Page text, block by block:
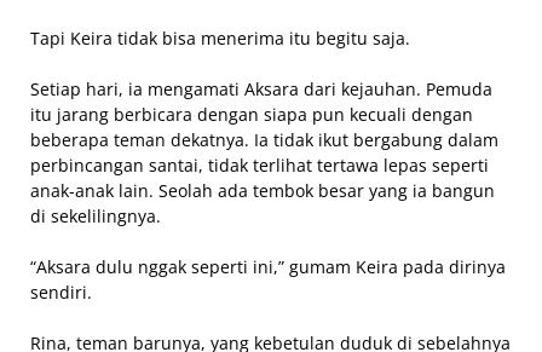
Tapi Keira tidak bisa menerima itu begitu saja.
Setiap hari, ia mengamati Aksara dari kejauhan. Pemuda
itu jarang berbicara dengan siapa pun kecuali dengan
beberapa teman dekatnya. Ia tidak ikut bergabung dalam
perbincangan santai, tidak terlihat tertawa lepas seperti
anak-anak lain. Seolah ada tembok besar yang ia bangun
di sekelilingnya.
“Aksara dulu nggak seperti ini,” gumam Keira pada dirinya
sendiri.
Rina, teman barunya, yang kebetulan duduk di sebelahnya